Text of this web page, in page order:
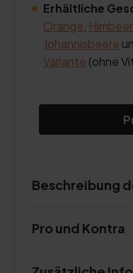
Erhältliche
Orange
Johannisbeere
Variante (ohne
Beschreibung
Pro und Kontra